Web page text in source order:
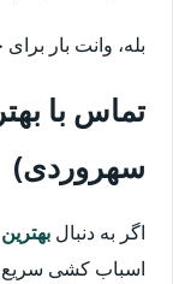
بله، وانت بار
تماس با
سهروردی)
اگر به دنبال
اسباب کشی سریع،